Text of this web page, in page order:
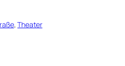
, Theater